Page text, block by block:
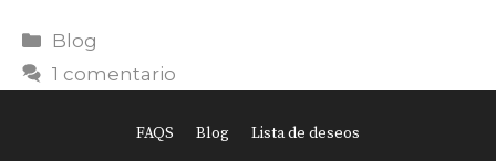
Categorías
Blog
1 comentario
FAQS Blog Lista de deseos